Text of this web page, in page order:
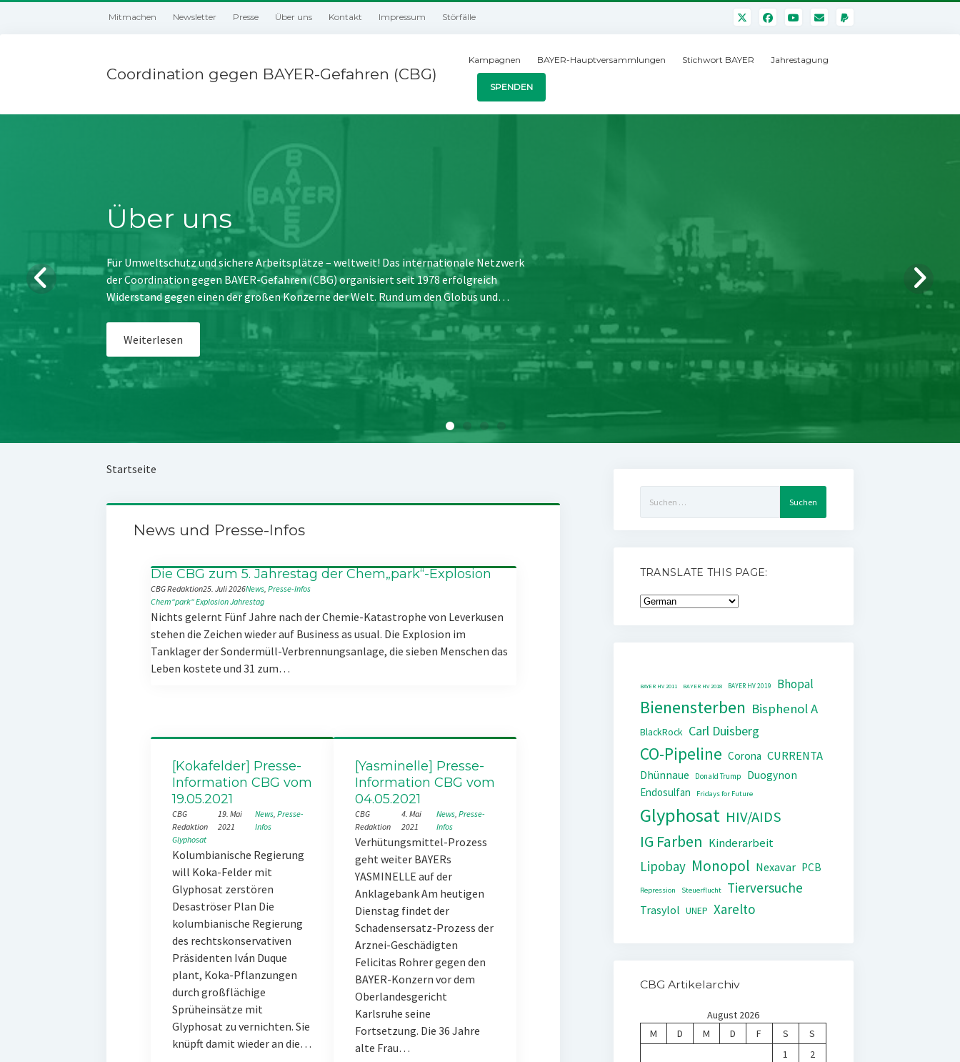
Mitmachen Newsletter Presse Über uns Kontakt Impressum Störfälle
Coordination gegen BAYER-Gefahren (CBG)
Kampagnen BAYER-Hauptversammlungen Stichwort BAYER Jahrestagung
SPENDEN
Über uns
Für Umweltschutz und sichere Arbeitsplätze – weltweit! Das internationale Netzwerk
der Coordination gegen BAYER-Gefahren (CBG) organisiert seit 1978 erfolgreich
Widerstand gegen einen der großen Konzerne der Welt. Rund um den Globus und…
Weiterlesen
Startseite
News und Presse-Infos
Die CBG zum 5. Jahrestag der Chem„park“-Explosion
CBG Redaktion25. Juli 2026News, Presse-Infos
Chem“park“ExplosionJahrestag
Nichts gelernt Fünf Jahre nach der Chemie-Katastrophe von Leverkusen
stehen die Zeichen wieder auf Business as usual. Die Explosion im
Tanklager der Sondermüll-Verbrennungsanlage, die sieben Menschen das
Leben kostete und 31 zum…
[Kokafelder] Presse-
Information CBG vom
19.05.2021
CBG
Redaktion
19. Mai
2021
News, Presse-
Infos
Glyphosat
Kolumbianische Regierung
will Koka-Felder mit
Glyphosat zerstören
Desaströser Plan Die
kolumbianische Regierung
des rechtskonservativen
Präsidenten Iván Duque
plant, Koka-Pflanzungen
durch großflächige
Sprüheinsätze mit
Glyphosat zu vernichten. Sie
knüpft damit wieder an die…
[Yasminelle] Presse-
Information CBG vom
04.05.2021
CBG
Redaktion
4. Mai
2021
News, Presse-
Infos
Verhütungsmittel-Prozess
geht weiter BAYERs
YASMINELLE auf der
Anklagebank Am heutigen
Dienstag findet der
Schadensersatz-Prozess der
Arznei-Geschädigten
Felicitas Rohrer gegen den
BAYER-Konzern vor dem
Oberlandesgericht
Karlsruhe seine
Fortsetzung. Die 36 Jahre
alte Frau…
nach:
TRANSLATE THIS PAGE:
BAYER HV 2011 BAYER HV 2018 BAYER HV 2019 Bhopal
Bienensterben Bisphenol A
BlackRock Carl Duisberg
CO-Pipeline Corona CURRENTA
Dhünnaue Donald Trump
Duogynon
Endosulfan
Fridays for Future
Glyphosat HIV/AIDS
IG Farben Kinderarbeit
Lipobay Monopol Nexavar PCB
Repression Steuerflucht Tierversuche
Trasylol UNEP Xarelto
CBG Artikelarchiv
August 2026
M
D M D F S
S
1
2